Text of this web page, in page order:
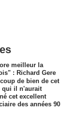
meilleur la
: Richard Gere
de bien de cet
qui il n'aurait
cet excellent
des années 90